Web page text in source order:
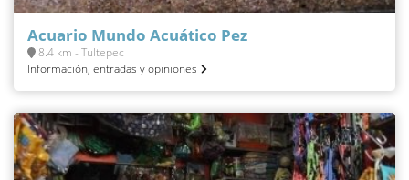
Acuario Mundo Acuático Pez
8.4 km - Tultepec
Información, entradas y opiniones